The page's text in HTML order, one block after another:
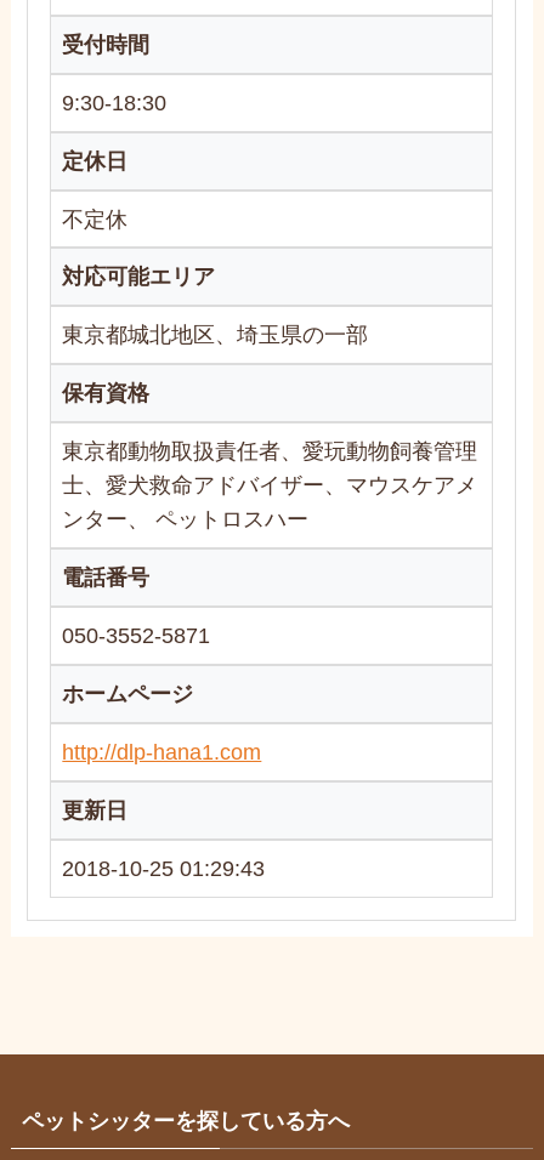
受付時間
9:30-18:30
定休日
不定休
対応可能エリア
東京都城北地区、埼玉県の一部
保有資格
東京都動物取扱責任者、愛玩動物飼養管理
士、愛犬救命アドバイザー、マウスケアメ
ンター、 ペットロスハー
電話番号
050-3552-5871
ホームページ
http://dlp-hana1.com
更新日
2018-10-25 01:29:43
ペットシッターを探している方へ